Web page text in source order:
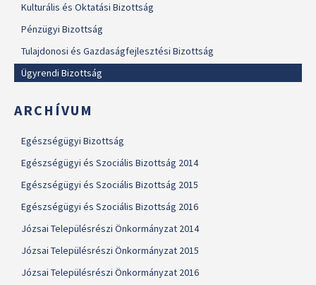
Kulturális és Oktatási Bizottság
Pénzügyi Bizottság
Tulajdonosi és Gazdaságfejlesztési Bizottság
Ügyrendi Bizottság
ARCHÍVUM
Egészségügyi Bizottság
Egészségügyi és Szociális Bizottság 2014
Egészségügyi és Szociális Bizottság 2015
Egészségügyi és Szociális Bizottság 2016
Józsai Településrészi Önkormányzat 2014
Józsai Településrészi Önkormányzat 2015
Józsai Településrészi Önkormányzat 2016